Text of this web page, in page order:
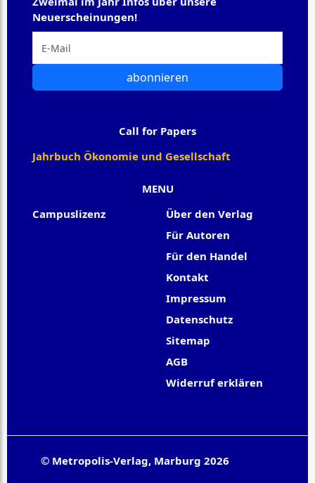
MENU
Campuslizenz
Über den Verlag
Für Autoren
Für den Handel
Kontakt
Impressum
Datenschutz
Sitemap
AGB
Widerruf erklären
Neuerscheinungen!
abonnieren
Call for Papers
Jahrbuch Ökonomie und Gesellschaft
© Metropolis-Verlag, Marburg 2026